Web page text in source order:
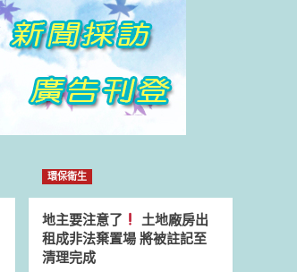
環保衛生
地主要注意了
土地廠房出
租成非法棄置場 將被註記至
清理完成